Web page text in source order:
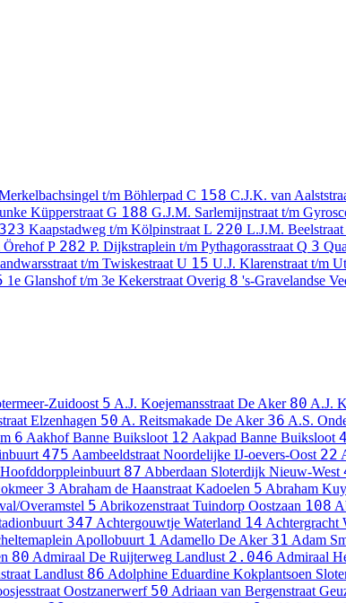
t/m Böhlerpad C 158 C.J.K. van
Küpperstraat G 188 G.J.M. Sarlemijnstraat t/m
323 Kaapstadweg t/m Kölpinstraat L 220 L.J.M.
ÖrehofP 282 P. Dijkstraplein t/m Pythagorasstraat Q 3
t/m Twiskestraat U 15 U.J. Klarenstraat t/m
1e Glanshof t/m 3e Kekerstraat Overig 8 's-Gravelandse
Zuidoost 5 A.J. Koejemansstraat De Aker 80 A.J.
Elzenhagen 50 A. Reitsmakade De Aker 36 A.S.
6 Aakhof Banne Buiksloot 12 Aakpad Banne Buiksloot
475 Aambeeldstraat Noordelijke IJ-oevers-Oost 22
Hoofddorppleinbuurt 87 Abberdaan Sloterdijk Nieuw-West
3 Abraham de Haanstraat Kadoelen 5 Abraham
Overamstel 5 Abrikozenstraat Tuindorp Oostzaan 108
347 Achtergouwtje Waterland 14 Achtergracht
Apollobuurt 1 Adamello De Aker 31 Adam
80 Admiraal De Ruijterweg Landlust 2.046 Admiraal
Landlust 86 Adolphine Eduardine Kokplantsoen
Oostzanerwerf 50 Adriaan van Bergenstraat